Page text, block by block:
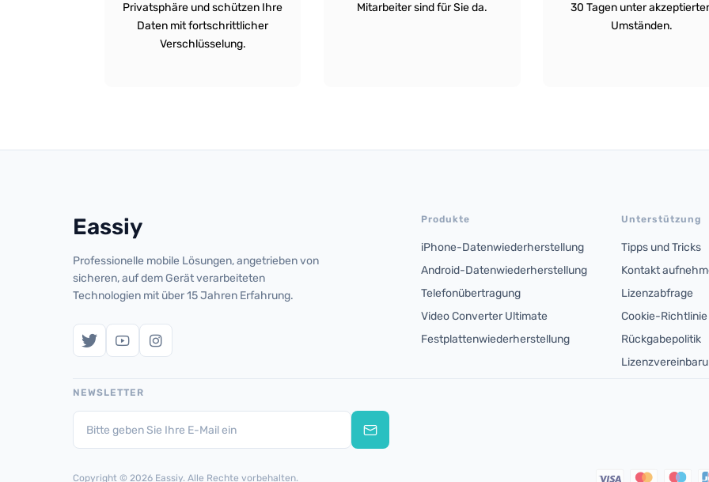
Privatsphäre und schützen Ihre
Daten mit fortschrittlicher
Verschlüsselung.
Mitarbeiter sind für Sie da.
30 Tagen unter
Umständen.
Eassiy
Professionelle mobile Lösungen, angetrieben von
sicheren, auf dem Gerät verarbeiteten
Technologien mit über 15 Jahren Erfahrung.
Produkte
iPhone-Datenwiederherstellung
Android-Datenwiederherstellung
Telefonübertragung
Video Converter Ultimate
Festplattenwiederherstellung
Unterstützung
Tipps und Tricks
Kontakt
Lizenzabfrage
Cookie-Richtlinie
Rückgabepolitik
NEWSLETTER
Copyright © 2026 Eassiy. Alle Rechte vorbehalten.